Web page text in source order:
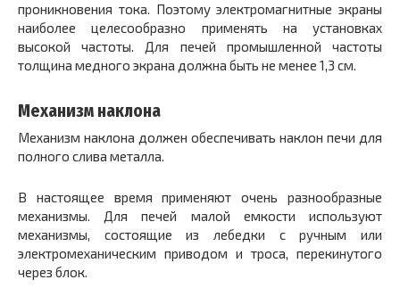
проникновения тока. Поэтому электромагнитные экраны
наиболее целесообразно применять на установках
высокой частоты. Для печей промышленной частоты
толщина медного экрана должна быть не менее 1,3 см.
Механизм наклона
Механизм наклона должен обеспечивать наклон печи для
полного слива металла.
В настоящее время применяют очень разнообразные
механизмы. Для печей малой емкости используют
механизмы, состоящие из лебедки с ручным или
электромеханическим приводом и троса, перекинутого
через блок.